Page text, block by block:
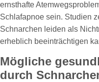
ernsthafte
Schlafapnoe sein. Studien
Schnarchen leiden als
erheblich beeinträchtigen
Mögliche
durch